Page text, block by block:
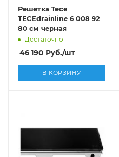
Решетка Tece
TECEdrainline 6 008 92
80 см черная
Достаточно
46 190 Руб./шт
В КОРЗИНУ